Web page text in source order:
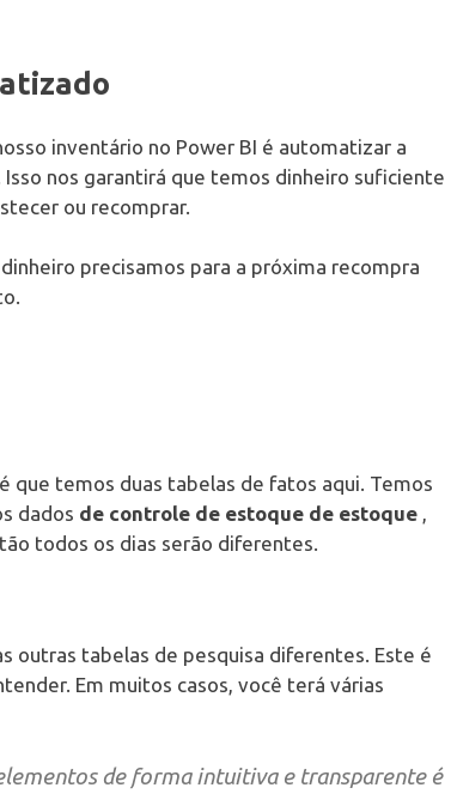
inventário no Power BI é automatizar a
nos garantirá que temos dinheiro suficiente
ou recomprar.
precisamos para a próxima recompra
que temos duas tabelas de fatos aqui. Temos
dados de controle de estoque de estoque ,
todos os dias serão diferentes.
outras tabelas de pesquisa diferentes. Este é
Em muitos casos, você terá várias
de forma intuitiva e transparente é